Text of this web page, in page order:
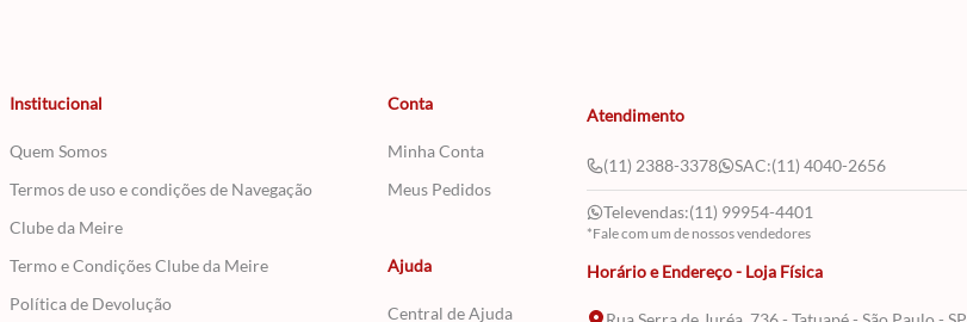
Institucional
Quem Somos
Termos de uso e condições de Navegação
Clube da Meire
Termo e Condições Clube da Meire
Política de Devolução
Conta
Minha Conta
Meus Pedidos
Ajuda
Central de Ajuda
Atendimento
(11) 2388-3378 SAC:(11) 4040-2656
Televendas:(11) 99954-4401
*Fale com um de nossos vendedores
Horário e Endereço - Loja Física